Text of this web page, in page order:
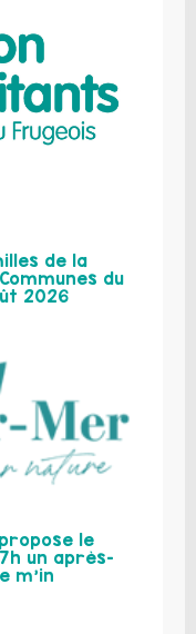
de la
du
2026
le
un après-
m’in